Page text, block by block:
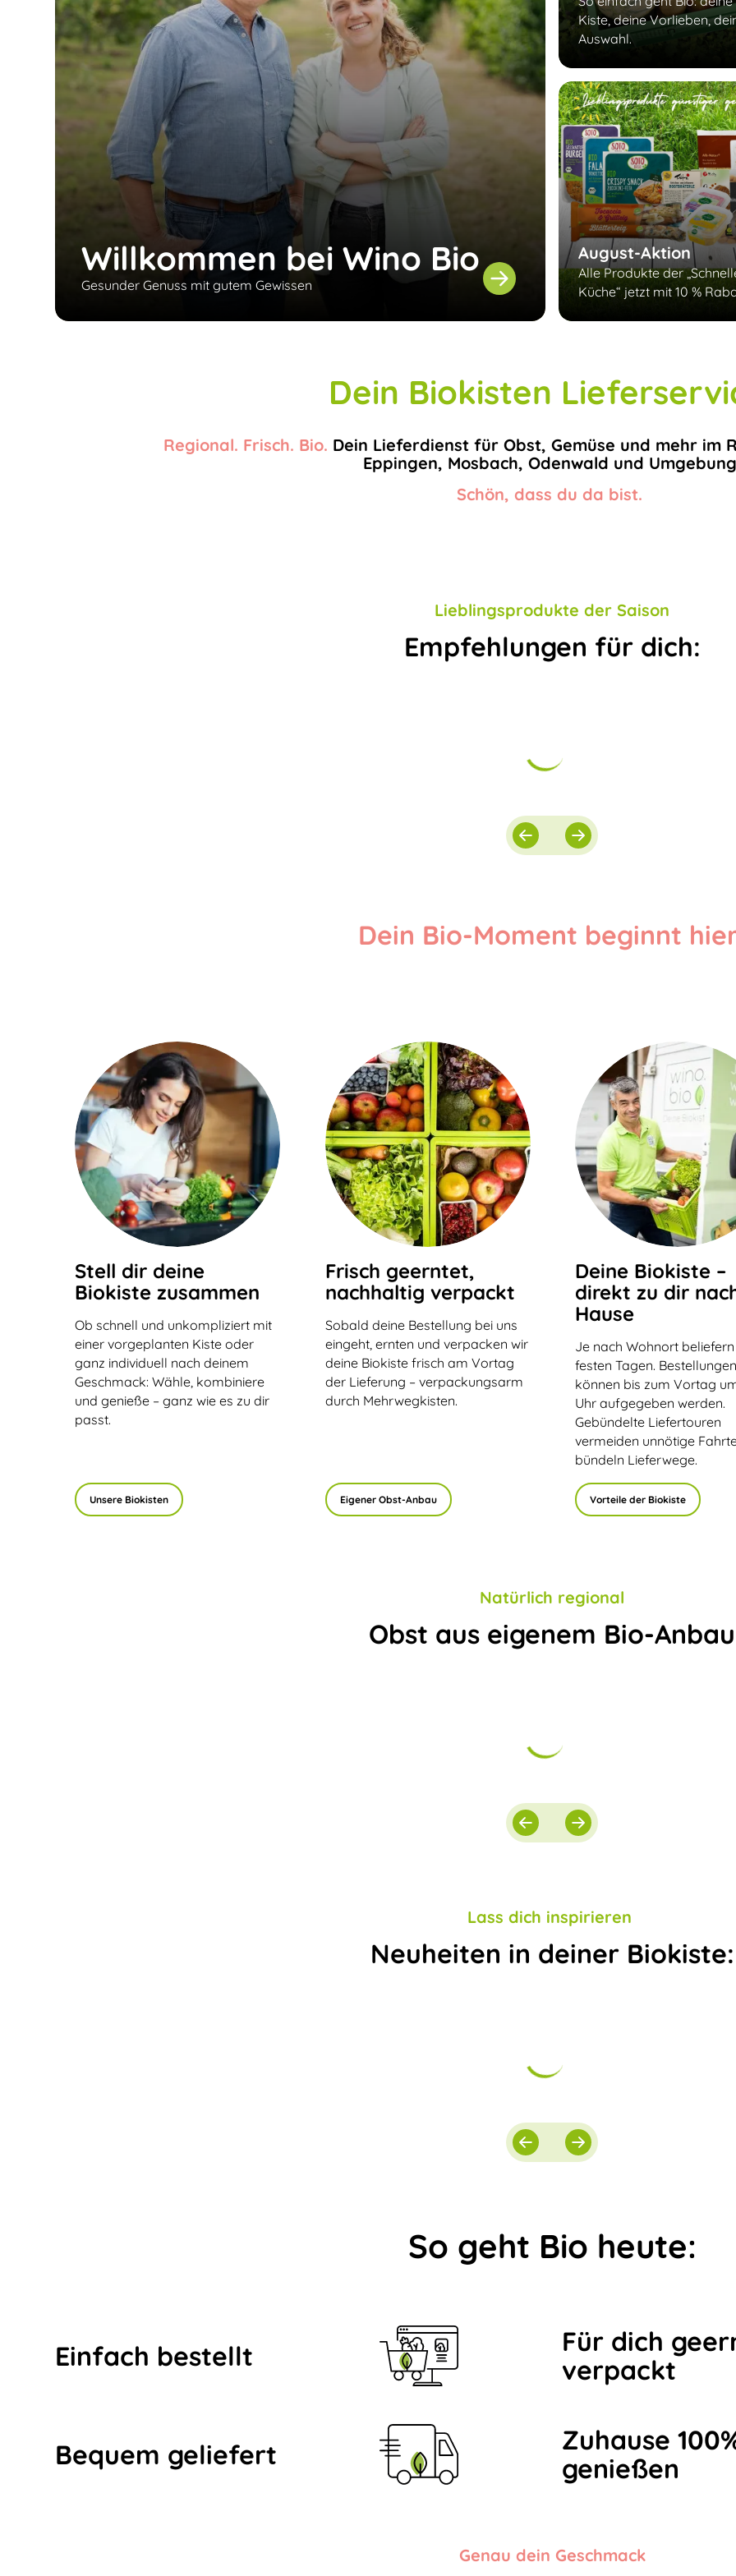
Willkommen bei Wino Bio
Gesunder Genuss mit gutem Gewissen
Kiste, deine Vorlieben,
Auswahl.
August-Aktion
Alle Produkte der
Küche“ jetzt mit 10 %
Dein Biokisten
Regional. Frisch. Bio. Dein Lieferdienst für Obst, Gemüse und mehr im
Eppingen, Mosbach, Odenwald und
Schön, dass du da bist.
Lieblingsprodukte der Saison
Empfehlungen für dich:
Dein Bio-Moment beginnt
Stell dir deine
Biokiste zusammen
Ob schnell und unkompliziert mit
einer vorgeplanten Kiste oder
ganz individuell nach deinem
Geschmack: Wähle, kombiniere
und genieße – ganz wie es zu dir
passt.
Unsere Biokisten
Frisch geerntet,
nachhaltig verpackt
Sobald deine Bestellung bei uns
eingeht, ernten und verpacken wir
deine Biokiste frisch am Vortag
der Lieferung – verpackungsarm
durch Mehrwegkisten.
Eigener Obst-Anbau
Deine Biokiste –
direkt zu dir
Hause
Je nach Wohnort
festen Tagen. Bestellungen
können bis zum Vortag
Uhr aufgegeben werden.
Gebündelte Liefertouren
vermeiden unnötige
bündeln Lieferwege.
Vorteile der Biokiste
Natürlich regional
Obst aus eigenem Bio-Anbau
Lass dich inspirieren
Neuheiten in deiner Biokiste:
So geht Bio heute:
Einfach bestellt
Für dich
verpackt
Bequem geliefert
Zuhause
genießen
Genau dein Geschmack